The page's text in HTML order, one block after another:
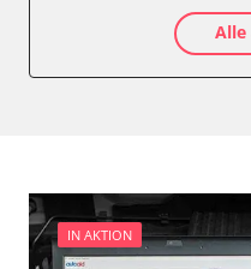
Sitzelektronik Fahrer
Türsteuergerät vorne
Verfügbarkeit abhängig von
und Konfiguration
Alle
IN AKTION